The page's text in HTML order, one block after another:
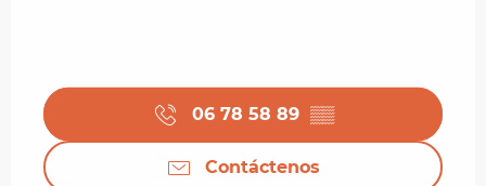
06 78 58 89 ▒▒
Contáctenos